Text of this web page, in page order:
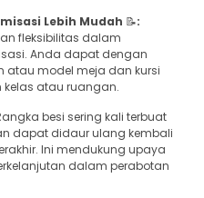
Lebih Mudah 📝:
fleksibilitas dalam
Anda dapat dengan
atau model meja dan kursi
kelas atau ruangan.
besi sering kali terbuat
dapat didaur ulang kembali
Ini mendukung upaya
dalam perabotan